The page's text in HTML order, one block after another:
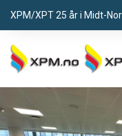
XPM/XPT 25 år i Midt-